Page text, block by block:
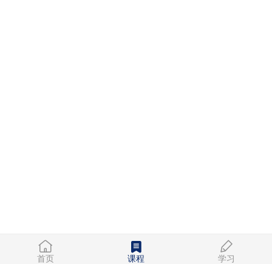
首页 课程 学习